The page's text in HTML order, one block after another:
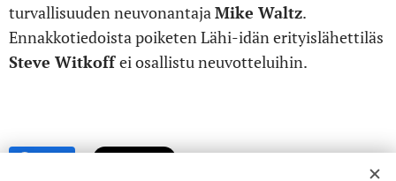
turvallisuuden neuvonantajaMike Waltz.
Ennakkotiedoista poiketenLähi-idän erityislähettiläs
Steve Witkoffei osallistu neuvotteluihin.